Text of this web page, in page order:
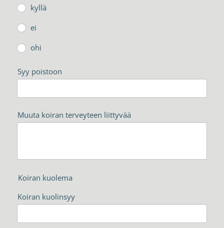
kyllä
ei
ohi
Syy poistoon
Muuta koiran terveyteen liittyvää
Koiran kuolema
Koiran kuolinsyy